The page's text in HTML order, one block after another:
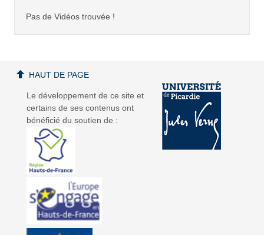
Pas de Vidéos trouvée !
Le développement de ce site et
certains de ses contenus ont
bénéficié du soutien de :
HAUT DE PAGE